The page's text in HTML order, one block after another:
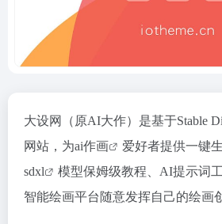
大设网（原AI大作）是基于Stable
网站，为ai作画
爱好者提供一键
sdxl
模型保姆级教程、AI提示词
智能绘画平台随意发挥自己的绘画